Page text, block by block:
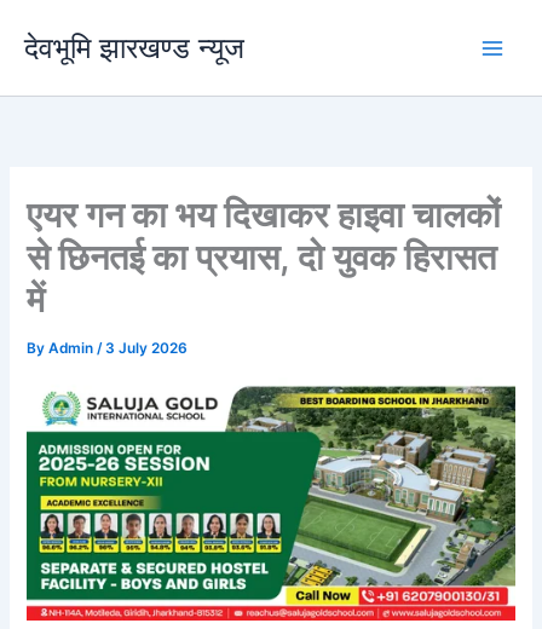
content
देवभूमि झारखण्ड न्यूज
एयर गन का भय दिखाकर हाइवा चालकों
से छिनतई का प्रयास, दो युवक हिरासत
में
ByAdmin/3 July 2026